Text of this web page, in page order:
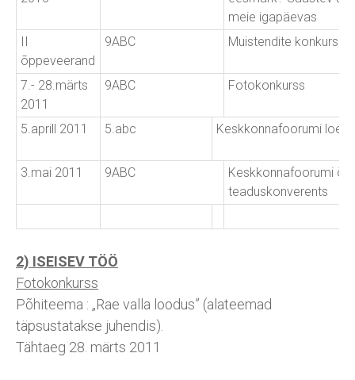
meie igapäevas
II
õppeveerand
9ABC Muistendite konkurss
7.- 28.märts
2011
9ABC Fotokonkurss
5.aprill 2011 5.abc Keskkonnafoorumi loeng
3.mai 2011 9ABC
Keskkonnafoorumi
teaduskonverents
2) ISEISEV TÖÖ
Fotokonkurss
Põhiteema : „Rae valla loodus” (alateemad
täpsustatakse juhendis).
Tähtaeg 28. märts 2011